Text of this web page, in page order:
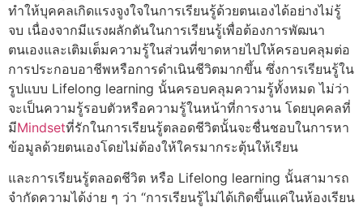
ทำให้บุคคลเกิดแรงจูงใจในการเรียนรู้ด้วยตนเองได้อย่างไม่รู้
จบ เนื่องจากมีแรงผลักดันในการเรียนรู้เพื่อต้องการพัฒนา
ตนเองและเติมเต็มความรู้ในส่วนที่ขาดหายไปให้ครอบคลุมต่อ
การประกอบอาชีพหรือการดำเนินชีวิตมากขึ้น ซึ่งการเรียนรู้ใน
รูปแบบ Lifelong learning นั้นครอบคลุมความรู้ทั้งหมด ไม่ว่า
จะเป็นความรู้รอบตัวหรือความรู้ในหน้าที่การงาน โดยบุคคลที่
มีMindsetที่รักในการเรียนรู้ตลอดชีวิตนั้นจะชื่นชอบในการหา
ข้อมูลด้วยตนเองโดยไม่ต้องให้ใครมากระตุ้นให้เรียน
และการเรียนรู้ตลอดชีวิต หรือ Lifelong learning นั้นสามารถ
จำกัดความได้ง่าย ๆ ว่า “การเรียนรู้ไม่ได้เกิดขึ้นแค่ในห้องเรียน